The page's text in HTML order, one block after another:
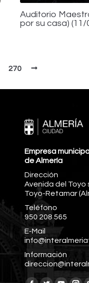
Auditorio
por su casa) (11/
270
Empresa
de Almería
Dirección
Avenida del Toyo
Toyo-Retamar
Teléfono
950 208 565
E-Mail
Información
Encuéntranos en: